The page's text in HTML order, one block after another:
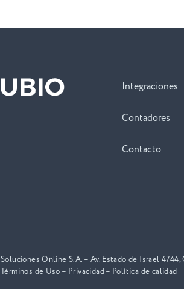
Integraciones
Contadores
Contacto
Soluciones Online S.A. – Av. Estado de Israel
Términos de Uso – Privacidad– Política de calidad